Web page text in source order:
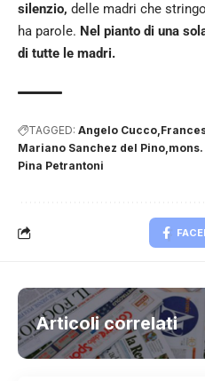
silenzio, delle madri che
ha parole. Nel pianto di una
di tutte le madri.
TAGGED: Angelo Cucco
Mariano Sanchez del Pino
Pina Petrantoni
Articoli correlati